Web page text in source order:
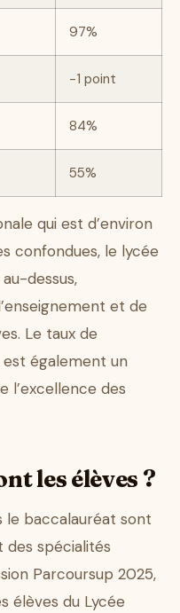
97%
-1 point
84%
55%
qui est d’environ
confondues, le lycée
dessus,
et de
Le taux de
est également un
l’excellence des
les élèves ?
le baccalauréat sont
spécialités
Parcoursup 2025,
élèves du Lycée